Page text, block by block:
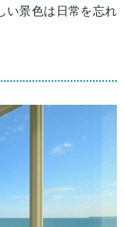
い景色は日常を忘れ